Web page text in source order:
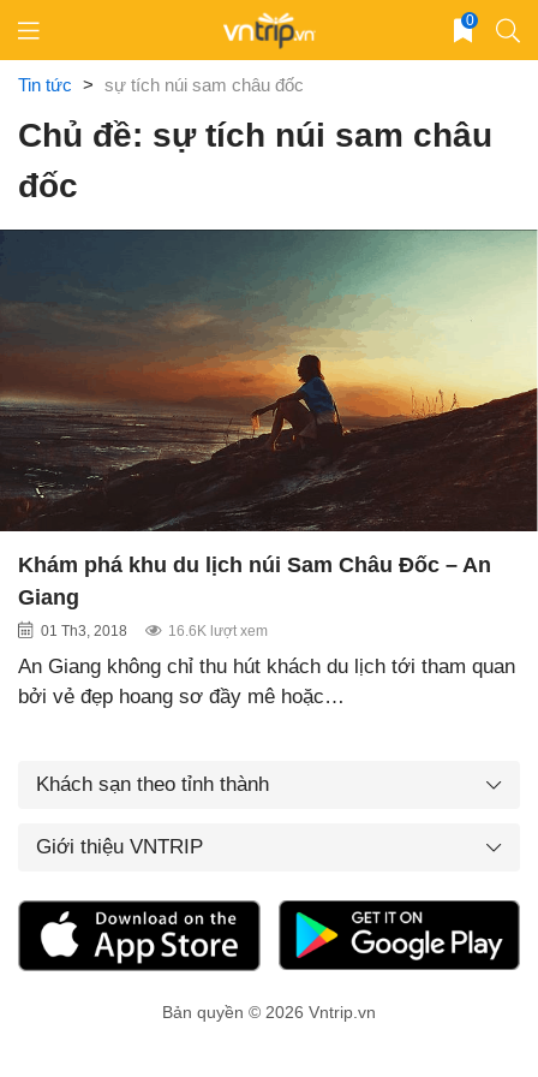
content
0
Tin tức > sự tích núi sam châu đốc
Chủ đề: sự tích núi sam châu
đốc
Khám phá khu du lịch núi Sam Châu Đốc – An
Giang
01 Th3, 2018 16.6K lượt xem
An Giang không chỉ thu hút khách du lịch tới tham quan
bởi vẻ đẹp hoang sơ đầy mê hoặc…
Khách sạn theo tỉnh thành
Giới thiệu VNTRIP
Bản quyền © 2026 Vntrip.vn